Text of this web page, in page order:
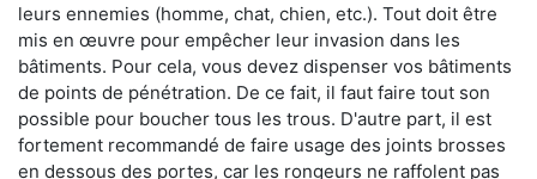
leurs ennemies (homme, chat, chien, etc.). Tout doit être
mis en œuvre pour empêcher leur invasion dans les
bâtiments. Pour cela, vous devez dispenser vos bâtiments
de points de pénétration. De ce fait, il faut faire tout son
possible pour boucher tous les trous. D'autre part, il est
fortement recommandé de faire usage des joints brosses
en dessous des portes, car les rongeurs ne raffolent pas